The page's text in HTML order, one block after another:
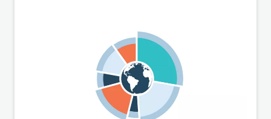
Kreises der zum Transparenzregister
mitteilungspflichtigen Unternehmen einem
wesentlichen Schlüsselelement der neuen EU-GwVO.